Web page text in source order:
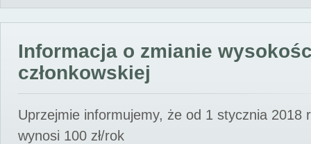
Informacja o zmianie
członkowskiej
Uprzejmie informujemy, że od 1 stycznia 2018
wynosi 100 zł/rok